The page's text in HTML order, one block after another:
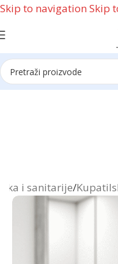
Skip to navigation Skip
Reklama
i sanitarije/